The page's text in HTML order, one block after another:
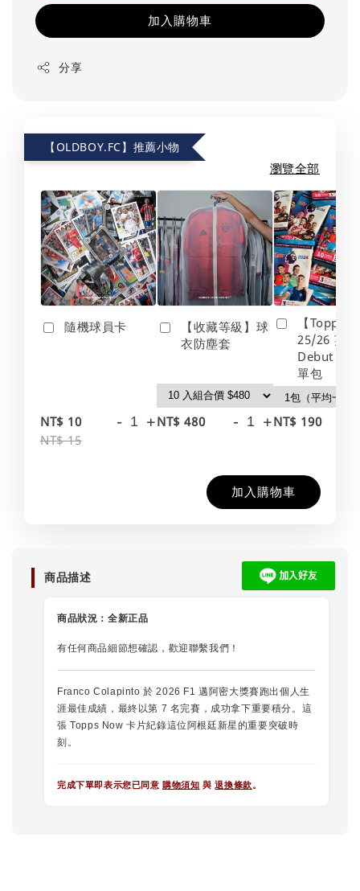
加入購物車
分享
【OLDBOY.FC】推薦小物
瀏覽全部
隨機球員卡
NT$ 10
NT$ 15
- +
【收藏等級】球
衣防塵套
NT$ 480 - +
【Topps】
25/26 英
Debut
單包
NT$ 190
加入購物車
商品描述
商品狀況： 全新正品
有任何商品細節想確認，歡迎聯繫我們！
Franco Colapinto 於 2026 F1 邁阿密大獎賽跑出個人生
涯最佳成績，最終以第 7 名完賽，成功拿下重要積分。這
張 Topps Now 卡片紀錄這位阿根廷新星的重要突破時
刻。
完成下單即表示您已同意 購物須知 與退換條款。